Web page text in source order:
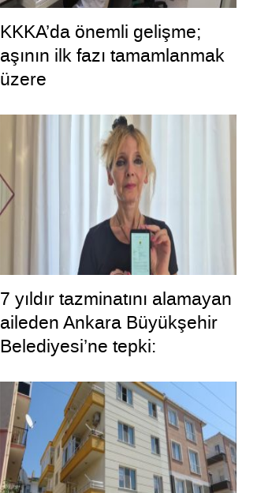
KKKA’da önemli gelişme;
aşının ilk fazı tamamlanmak
üzere
7 yıldır tazminatını alamayan
aileden Ankara Büyükşehir
Belediyesi’ne tepki:
yollarını tüketeceğiz’ dedi,
bizi tüketti”